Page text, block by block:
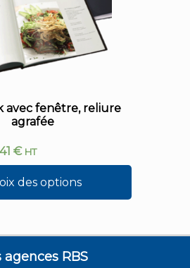
avec fenêtre, reliure
agrafée
€ HT
des options
agences RBS